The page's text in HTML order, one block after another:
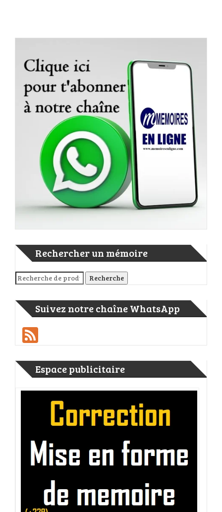
Rechercher un mémoire
Recherche pour : Recherche
Suivez notre chaîne WhatsApp
Espace publicitaire